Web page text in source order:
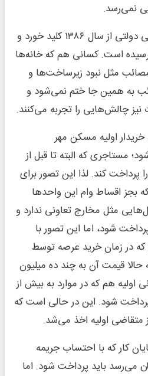
نمی‌رسد.
ساخت مسکن مهر در اراضی دولتی از سال ۱۳۸۶ کلید خورد و
است. کسانی هم که خانه‌ها
مصائب مثل نبود زیرساخت‌ها و
به همین جا ختم نمی‌شود و
نیز چالش‌هایی را تجربه می‌کنند.
اولیه مسکن مهر
مستاجری که البته تا قبل از
کند. لذا این تصور برای
بجز اقساط وام این واحدها
مثل مخارج تعاونی ندارد و
شود، اما این تصور با
در زمان خرید عرصه توسط
قیمت آن به چند ده میلیون
اولیه هم که در موارد به بیش از
پرداخت شود. این در حالی است که
متقاضی اولیه اخذ می‌شد.
کار که با احتساب جریمه
می‌رسد باید پرداخت شود. اما